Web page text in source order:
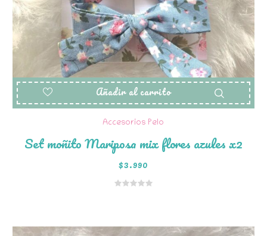
Añadir al carrito
Accesorios Pelo
Set moñito Mariposa mix flores azules x2
$3.990